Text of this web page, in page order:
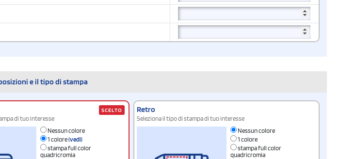
e il tipo di stampa
di tuo interesse
Nessun colore
1 colore(vedi)
stampa full color
quadricromia
SCELTO Retro
Seleziona il tipo di stampa di tuo interesse
Nessun colore
1 colore
stampa full color
quadricromia